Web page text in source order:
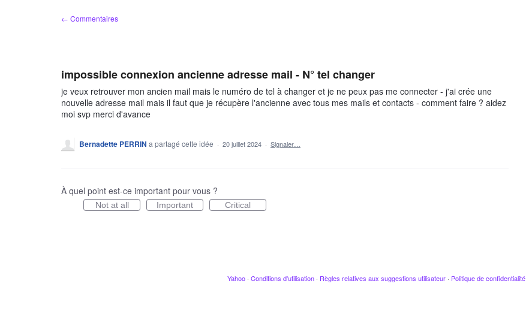
← Commentaires
impossible connexion ancienne adresse mail - N° tel changer
je veux retrouver mon ancien mail mais le numéro de tel à changer et je ne peux pas me connecter - j'ai crée une
nouvelle adresse mail mais il faut que je récupère l'ancienne avec tous mes mails et contacts - comment faire ? aidez
moi svp merci d'avance
Bernadette PERRIN a partagé cette idée · 20 juillet 2024 · Signaler…
À quel point est-ce important pour vous ?
Not at all Important Critical
Yahoo · Conditions d'utilisation · Règles relatives aux suggestions utilisateur · Politique de confidentialité